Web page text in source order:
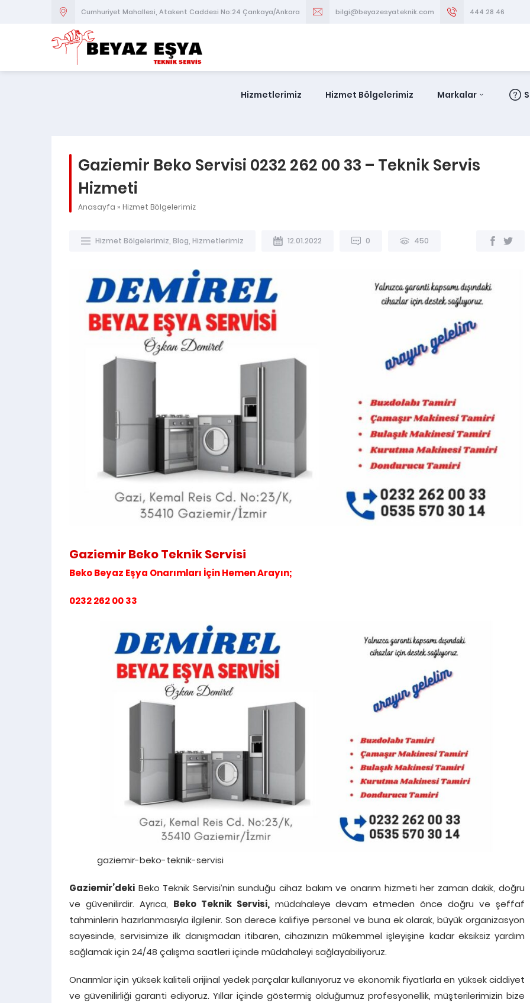
Cumhuriyet Mahallesi, Atakent Caddesi No:24 Çankaya/Ankara bilgi@beyazesyateknik.com 444 28 46
Hizmetlerimiz Hizmet Bölgelerimiz Markalar
Gaziemir Beko Servisi 0232 262 00 33 – Teknik Servis
Hizmeti
Anasayfa » Hizmet Bölgelerimiz
Hizmet Bölgelerimiz Blog Hizmetlerimiz 12.01.2022 0 450
Gaziemir Beko Teknik Servisi
Beko Beyaz Eşya Onarımları İçin Hemen Arayın;
0232 262 00 33
gaziemir-beko-teknik-servisi
Gaziemir’deki Beko Teknik Servisi’nin sunduğu cihaz bakım ve onarım hizmeti her zaman dakik, doğru
ve güvenilirdir. Ayrıca, Beko Teknik Servisi,müdahaleye devam etmeden önce doğru ve şeffaf
tahminlerin hazırlanmasıyla ilgilenir. Son derece kalifiye personel ve buna ek olarak, büyük organizasyon
sayesinde, servisimize ilk danışmadan itibaren, cihazınızın mükemmel işleyişine kadar eksiksiz yardım
sağlamak için 24/48 çalışma saatleri içinde müdahaleyi sağlayabiliyoruz.
Onarımlar için yüksek kaliteli orijinal yedek parçalar kullanıyoruz ve ekonomik fiyatlarla en yüksek ciddiyet
ve güvenilirliği garanti ediyoruz. Yıllar içinde göstermiş olduğumuz profesyonellik, müşterilerimizin bize
BUZDOLABI TAMIR SERVISI –
BUZDOLABI TAMIRCISI